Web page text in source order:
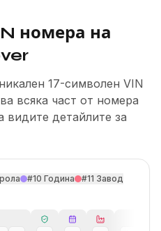
номера на
17-символен VIN
всяка част от номера
видите детайлите за
#10 Година #11 Завод